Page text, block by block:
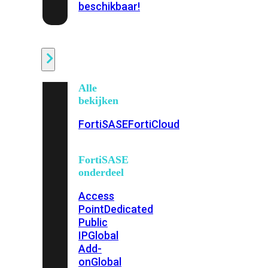
beschikbaar!
Alle
bekijken
FortiSASEFortiCloud
FortiSASE
onderdeel
Access
PointDedicated
Public
IPGlobal
Add-
onGlobal